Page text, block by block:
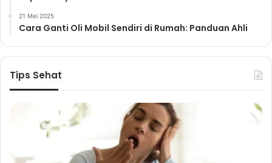
21 Mei 2025
Cara Ganti Oli Mobil Sendiri di Rumah: Panduan Ahli
Tips Sehat